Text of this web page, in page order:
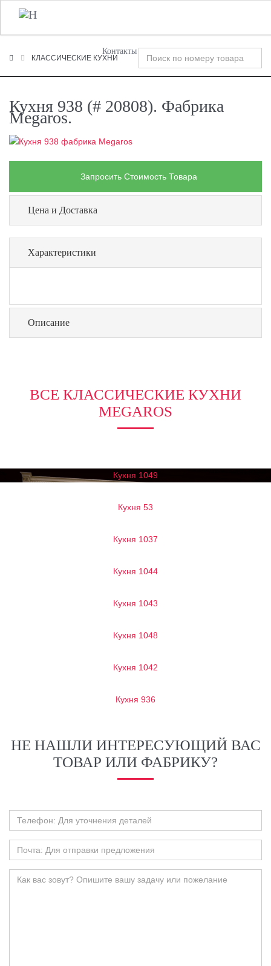
+7 (495) 120-00-58
Контакты
КЛАССИЧЕСКИЕ КУХНИ
Кухня 938 (# 20808). Фабрика
Megaros.
Запросить Стоимость Товара
Цена и Доставка
Характеристики
Описание
ВСЕ КЛАССИЧЕСКИЕ КУХНИ
MEGAROS
Кухня 1049
Кухня 53
Кухня 1037
Кухня 1044
Кухня 1043
Кухня 1048
Кухня 1042
Кухня 936
НЕ НАШЛИ ИНТЕРЕСУЮЩИЙ ВАС
ТОВАР ИЛИ ФАБРИКУ?